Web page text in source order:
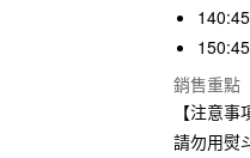
元大商
玉山商
台灣樂
悠遊付
運送方式
全家取貨
銷售重點
【注意
請勿用熨